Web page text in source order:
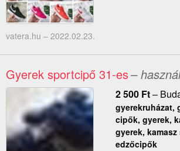
vatera.hu – 2022.02.23.
Gyerek sportcipő 31-es–
2 500 Ft–
gyerekruházat,
cipők, gyerek,
gyerek,
edzőcipők